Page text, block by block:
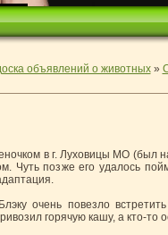
объявлений о животных»
в г. Луховицы МО (был
Чуть позже его удалось
очень повезло
горячую кашу, а кто-